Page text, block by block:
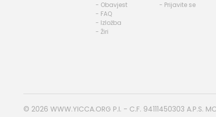
- Obavjest
- FAQ
- Izložba
- Žiri
- Prijavite se
© 2026 WWW.YICCA.ORG P.I. - C.F. 94111450303 A.P.S.